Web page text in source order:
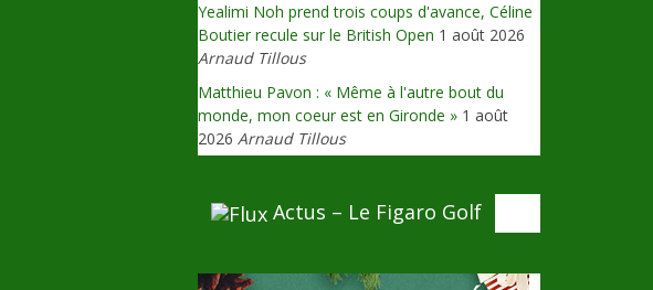
Yealimi Noh prend trois coups d'avance, Céline
Boutier recule sur le British Open 1 août 2026
Arnaud Tillous
Matthieu Pavon : « Même à l'autre bout du
monde, mon coeur est en Gironde » 1 août
2026 Arnaud Tillous
Actus – Le Figaro Golf